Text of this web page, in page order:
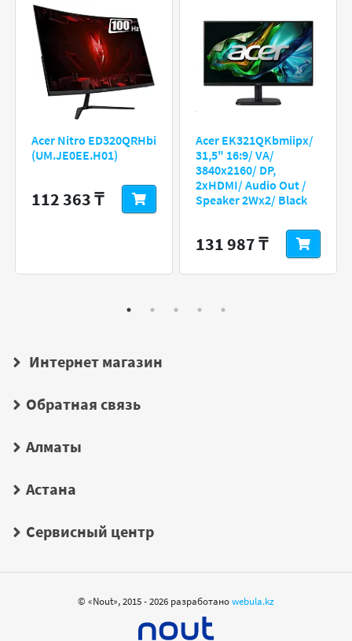
Acer Nitro ED320QRHbi
(UM.JE0EE.H01)
112 363 ₸
Acer EK321QKbmiipx/
31,5" 16:9/ VA/
3840x2160/ DP,
2xHDMI/ Audio Out /
Speaker 2Wx2/ Black
131 987 ₸
Интернет магазин
Обратная связь
Алматы
Астана
Сервисный центр
© «Nout», 2015 - 2026 разработаноwebula.kz